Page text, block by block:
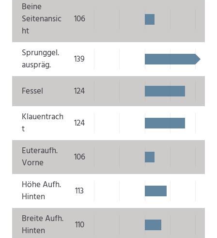
Beine
Seitenansic
ht
106
Sprunggel.
auspräg.
139
Fessel
124
Klauentrach
t
124
Euteraufh.
Vorne
106
Höhe Aufh.
Hinten
113
Breite Aufh.
Hinten
110